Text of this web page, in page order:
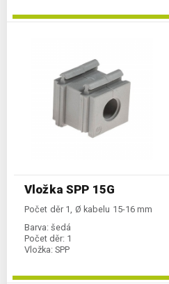
Vložka SPP 15G
Počet děr 1, Ø kabelu 15-16 mm
Barva: šedá
Počet děr: 1
Vložka: SPP